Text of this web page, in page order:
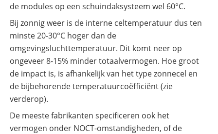
de modules op een schuindaksysteem wel 60°C.
Bij zonnig weer is de interne celtemperatuur dus ten
minste 20-30°C hoger dan de
omgevingsluchttemperatuur. Dit komt neer op
ongeveer 8-15% minder totaalvermogen. Hoe groot
de impact is, is afhankelijk van het type zonnecel en
de bijbehorende temperatuurcoëfficiënt (zie
verderop).
De meeste fabrikanten specificeren ook het
vermogen onder NOCT-omstandigheden, of de